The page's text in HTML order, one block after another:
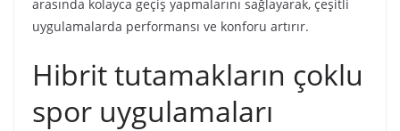
arasında kolayca geçiş yapmalarını sağlayarak, çeşitli
uygulamalarda performansı ve konforu artırır.
Hibrit tutamakların çoklu
spor uygulamaları